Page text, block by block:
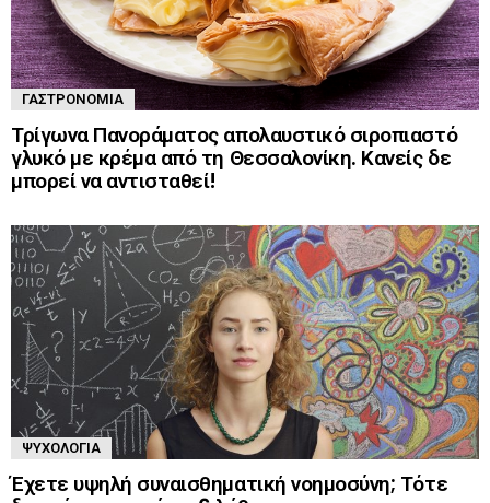
ΓΑΣΤΡΟΝΟΜΊΑ
Τρίγωνα Πανοράματος απολαυστικό σιροπιαστό
γλυκό με κρέμα από τη Θεσσαλονίκη. Κανείς δε
μπορεί να αντισταθεί!
ΨΥΧΟΛΟΓΊΑ
Έχετε υψηλή συναισθηματική νοημοσύνη; Τότε